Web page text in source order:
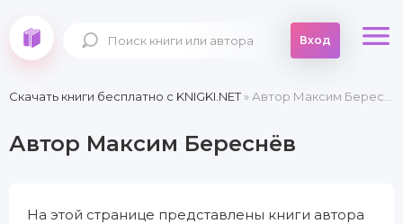
Вход
Скачать книги бесплатно c KNIGKI.NET» Автор Максим Береснёв
Автор Максим Береснёв
На этой странице представлены книги автора